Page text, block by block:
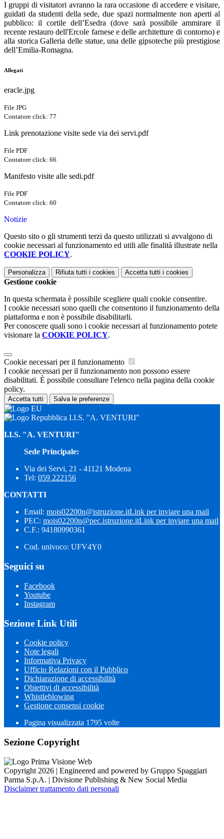
I gruppi di visitatori avranno la rara occasione di accedere e visitare,
guidati da studenti della sede, due spazi normalmente non aperti al
pubblico: il cortile dell’Esedra (dove sarà possibile ammirare il
recente restauro dell'Ercole farnese e delle architetture di contorno) e
alla storica Galleria delle statue, una delle gipsoteche più prestigiose
dell’Emilia-Romagna.
Allegati
eracle.jpg
File JPG
Contatore click: 77
Link prenotazione visite sede via dei servi.pdf
File PDF
Contatore click: 66
Manifesto visite alle sedi.pdf
File PDF
Contatore click: 60
Notizie
Questo sito o gli strumenti terzi da questo utilizzati si avvalgono di
cookie necessari al funzionamento ed utili alle finalità illustrate nella
COOKIE POLICY.
Personalizza Rifiuta tutti i cookies Accetta tutti i cookies
Gestione cookie
In questa schermata è possibile scegliere quali cookie consentire.
I cookie necessari sono quelli che consentono il funzionamento della
piattaforma e non è possibile disabilitarli.
Per conoscere quali sono i cookie necessari al funzionamento potete
visionare la COOKIE POLICY.
Cookie necessari per il funzionamento
I cookie necessari per il funzionamento non possono essere
disabilitati. È possibile consultare l'elenco nella pagina della cookie
policy.
Accetta tutti Salva le preferenze
I.I.S. "A. VENTURI"
I.I.S. "A. VENTURI"
Sede Principale:
Via dei Servi, 21 - 41121 Modena
Tel: 059 222156
CONTATTI
Email: mois02200n@istruzione.itLink per inviare una mail
PEC: mois02200n@pec.istruzione.itLink per inviare una mail
C.F.: 94180990361
Cod. univoco: UFV4Y0
Seguici su
Facebook
Youtube
Instagram
Sezione Link Utili
Cookie policy
Note legali
Informativa Privacy
Ufficio Relazioni con il Pubblico
Dichiarazione di accessibilità
Obiettivi di accessibilità
Whistleblowing
Gestione consensi cookie
Pagina visualizzata 1795 volte
Sezione Copyright
Copyright 2026 | Engineered and powered by Gruppo Spaggiari
Parma S.p.A. | Divisione Publishing & New Social Media
Disclaimer trattamento dati personali